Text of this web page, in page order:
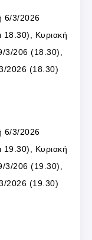
6/3/2026
Κυριακή
3/206 (18.30),
2026 (18.30)
6/3/2026
Κυριακή
3/206 (19.30),
2026 (19.30)